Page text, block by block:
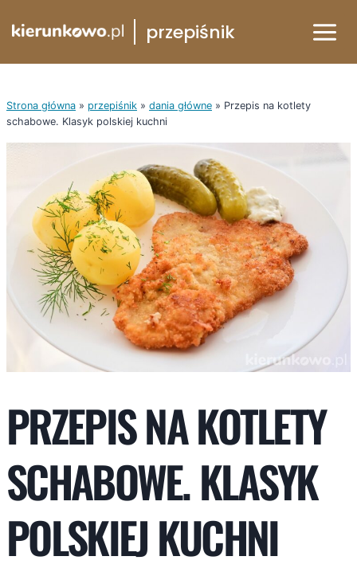
do
przepiśnik
Strona główna » przepiśnik » dania główne » Przepis na kotlety
schabowe. Klasyk polskiej kuchni
PRZEPIS NA KOTLETY
SCHABOWE. KLASYK
POLSKIEJ KUCHNI